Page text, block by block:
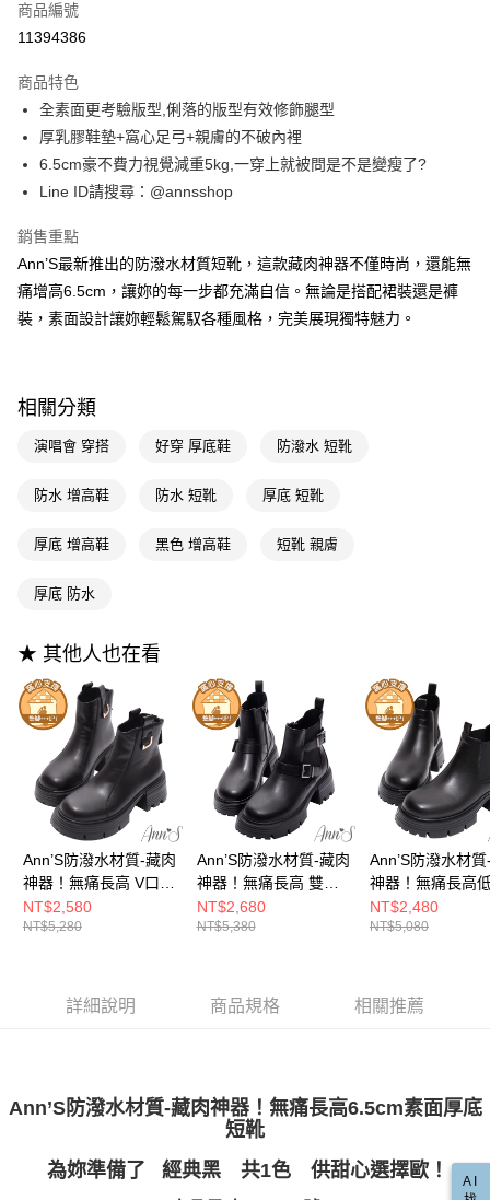
信用卡分期付款
合作金庫商業銀行
華南商業銀行
彰化商業銀行
上海商業儲蓄銀行
台北富邦商業銀行
國泰世華商業銀行
兆豐國際商業銀行
臺灣中小企業銀行
聯邦商業銀行
元大商業銀行
永豐商業銀行
台新國際商業銀行
中國信託商業銀行
台灣樂天信用卡公司
6 期 0 利率 每期
華南商業銀行
彰化商業銀行
上海商業儲蓄銀行
台北富邦商業銀行
國泰世華商業銀行
匯豐（台灣）商業銀行
聯邦商業銀行
遠東國際商業銀行
元大商業銀行
永豐商業銀行
玉山商業銀行
星展（台灣）商業銀行
購物金
超商取貨付款
Apple Pay
街口支付
全支付
大哥付你分期
【大哥付你分期使用說明】
2.付款方式選擇「大哥付你分期」，訂單成立後會自動跳轉到大哥付的交易
成交易。
3.實際核准額度、可分期數及費用金額請依後續交易確認頁面所載為準。
消。如遇「轉專審核」未通過狀況，表示未達大哥付你分期系統評分，恕無
法說明評估內容。
【繳款方式說明】
1.分期款項不併入電信帳單，「大哥付你分期」於每月結算日後寄送繳費提
醒簡訊。
2.透過簡訊連結打開帳單後，可選擇「超商條碼／台灣大直營門市／銀行轉
帳／街口支付／iPASS MONEY」等通路繳費。
【注意事項】
1.本服務係由「台灣大哥大股份有限公司」（以下簡稱本公司）所提供，讓
用戶於交易時，得透過本服務購買商品或服務，並由商店將買賣／分期付款
買賣價金債權讓與本公司後，依約使用本公司帳單繳交帳款。
2.基於同意付款使用「大哥付你分期」之契約關係目的，商店將以您的個人
資料（包含姓名、電話或地址）提供予台灣大哥大進項蒐集、處理及利用，
由本公司與您本人進行分期帳單所需資料之確認、核對及更正。
相關說明
AFTEE先享後付是「在收到商品之後才付款」的支付方式。 讓您購物簡單
２．便利：只要手機號碼，簡訊認證，即可結帳。
【「AFTEE先享後付」結帳流程】
１．於結帳方式選擇「AFTEE先享後付」後，將跳轉至「AFTEE先享後付」
結帳頁面，進行簡訊認證並確認金額後，即可完成結帳。
２．訂單成立數日內，您將收到繳費通知簡訊。
３．收到繳費通知簡訊後14天內，點擊此簡訊中的連結，可透過四大超商／
ATM／網路銀行／等多元方式進行付款，方視為交易完成。
※ 請注意：結帳手續完成當下不需立刻繳費，但若您需要取消訂單，請聯絡
購買商品的店家。未經商家同意取消之訂單仍視為有效，需透過AFTEE先享
後付繳納相關費用。
※ 交易是否成功請以「AFTEE先享後付 」之結帳頁面顯示為準，若有關於
是否繳費成功／繳費後需取消欲退款等相關疑問，請聯繫「AFTEE先享後付
客戶支援中心」
https://netprotections.freshdesk.com/support/home
易，需依本服務之必要範圍內提供個人資料，並將交易相關給付款項請求債
「AFTEE先享後付」，若未經同意申辦者引起之損失，本公司不負相關責
時審查核予不同之上限額度；若仍有額度不足之情形，本公司將視審查結果
ATM付款
運送方式
全家付款取貨
每筆NT$100，滿NT$999(含以上)免運費
付款後全家取貨
每筆NT$100，滿NT$999(含以上)免運費
萊爾富付款取貨
每筆NT$100，滿NT$999(含以上)免運費
付款後萊爾富取貨
每筆NT$100，滿NT$999(含以上)免運費
宅配
每筆NT$100，滿NT$999(含以上)免運費
國家/地區配送(非順豐配送，勿填寫順豐智能櫃地址) 查看運費
商品編號
11394386
商品特色
全素面更考驗版型,俐落的版型有效修飾腿型
厚乳膠鞋墊+窩心足弓+親膚的不破內裡
6.5cm豪不費力視覺減重5kg,一穿上就被問是不是變瘦了?
Line ID請搜尋：@annsshop
銷售重點
Ann’S最新推出的防潑水材質短靴，這款藏肉神器不僅時尚，還能無
痛增高6.5cm，讓妳的每一步都充滿自信。無論是搭配裙裝還是褲
裝，素面設計讓妳輕鬆駕馭各種風格，完美展現獨特魅力。
相關分類
演唱會 穿搭 好穿 厚底鞋 防潑水 短靴
防水 增高鞋 防水 短靴 厚底 短靴
厚底 增高鞋 黑色 增高鞋 短靴 親膚
厚底 防水
★ 其他人也在看
Ann’S防潑水材質-藏肉
神器！無痛長高 V口厚
底短靴6.5cm-黑
NT$2,580
NT$5,280
Ann’S防潑水材質-藏肉
神器！無痛長高 雙釦
切爾西厚底短靴6.5cm-
黑
NT$2,680
NT$5,380
Ann’S防潑水材
神器！無痛長高
爾西厚底短靴
NT$2,480
NT$5,080
詳細說明 商品規格 相關推薦
Ann’S防潑水材質-藏肉神器！無痛長高6.5cm素面厚底
短靴
為妳準備了 經典黑
共1色 供甜心選擇歐！
AI